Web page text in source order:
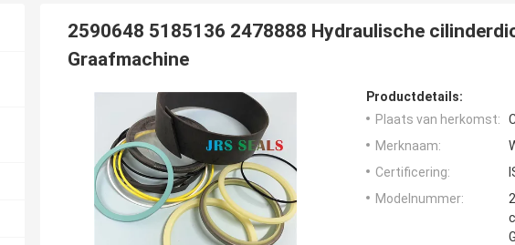
2590648 5185136 2478888 Hydraulische
Graafmachine
Productdetails:
Plaats van herkomst:
Merknaam:
Certificering:
Modelnummer: